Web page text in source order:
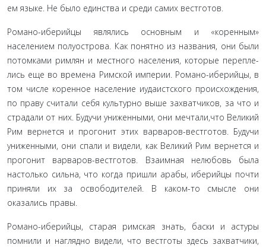
ем языке. Не было единства и среди самих вестготов.
Романо-иберийцы являлись основным и «коренным»
населением полуострова. Как понятно из названия, они были
потомками римлян и местного населения, которые перепле­
лись еще во времена Римской империи. Романо-иберийцы, в
том числе коренное население иудаистского происхожде­ния,
по праву считали себя культурно выше захватчиков, за что и
страдали от них. Будучи униженными, они мечтали,что Великий
Рим вернется и прогонит этих варваров-вестготов. Будучи
униженными, они спали и видели, как Великий Рим вернется и
прогонит варваров-вестготов. Взаимная нелюбовь была
настолько сильна, что когда пришли арабы, иберийцы почти
приняли их за освободителей. В каком-то смысле они
оказались правы.
Романо-иберийцы, старая римская знать, баски и астуры
помнили и наглядно видели, что вестготы здесь захватчики,